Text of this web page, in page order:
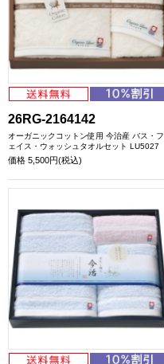
26RG-2164142
オーガニックコットン使用 今治産 バス・フ
ェイス・ウォッシュタオルセット LU5027
価格 5,500円(税込)